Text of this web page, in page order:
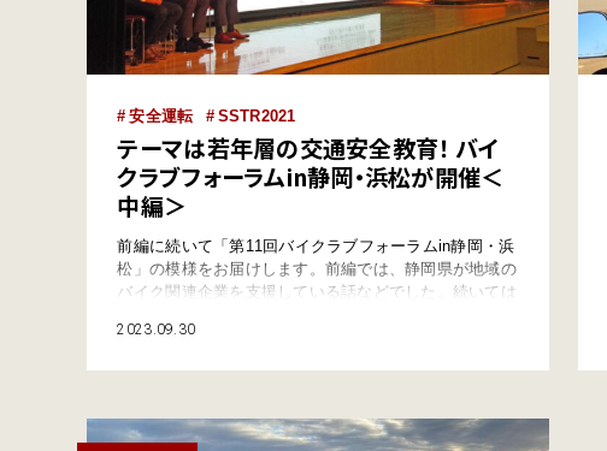
安全運転 SSTR2021
テーマは若年層の交通安全教育！ バイ
クラブフォーラムin静岡・浜松が開催＜
中編＞
前編に続いて「第11回バイクラブフォーラムin静岡・浜
松」の模様をお届けします。前編では、静岡県が地域の
バイク関連企業を支援している話などでした。続いては
市と浜松市が登壇しました。 SSTR関連イベントで盛り
2023.09.30